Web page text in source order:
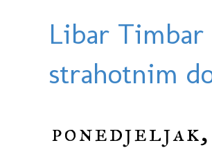
Libar
strahotnim
ponedjeljak,